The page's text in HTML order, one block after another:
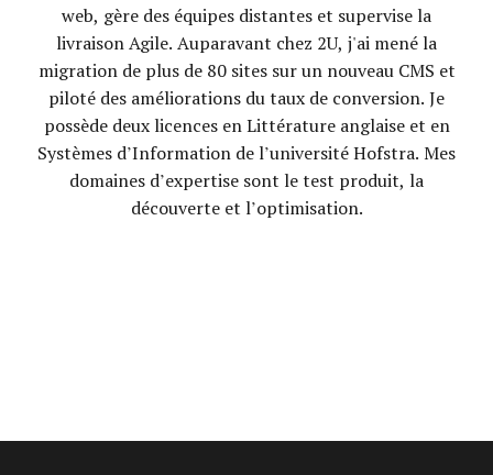
web, gère des équipes distantes et supervise la
livraison Agile. Auparavant chez 2U, j'ai mené la
migration de plus de 80 sites sur un nouveau CMS et
piloté des améliorations du taux de conversion. Je
possède deux licences en Littérature anglaise et en
Systèmes d’Information de l’université Hofstra. Mes
domaines d’expertise sont le test produit, la
découverte et l’optimisation.